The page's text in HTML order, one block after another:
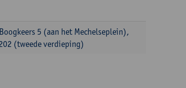
5 (aan het Mechelseplein),
(tweede verdieping)